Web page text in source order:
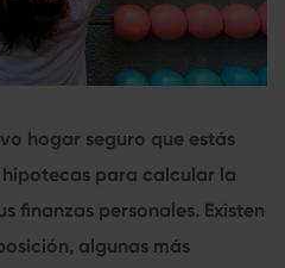
hogar seguro que estás
para calcular la
finanzas personales. Existen
algunas más